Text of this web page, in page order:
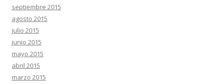
septiembre 2015
agosto 2015
julio 2015
junio 2015
mayo 2015
abril 2015
marzo 2015